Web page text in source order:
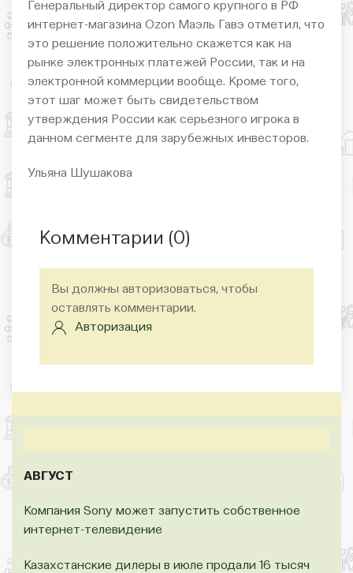
Генеральный директор самого крупного в РФ
интернет-магазина Ozon Маэль Гавэ отметил, что
это решение положительно скажется как на
рынке электронных платежей России, так и на
электронной коммерции вообще. Кроме того,
этот шаг может быть свидетельством
утверждения России как серьезного игрока в
данном сегменте для зарубежных инвесторов.
Ульяна Шушакова
Комментарии (0)
Вы должны авторизоваться, чтобы
оставлять комментарии.
Авторизация
АВГУСТ
Компания Sony может запустить собственное
интернет-телевидение
Казахстанские дилеры в июле продали 16 тысяч